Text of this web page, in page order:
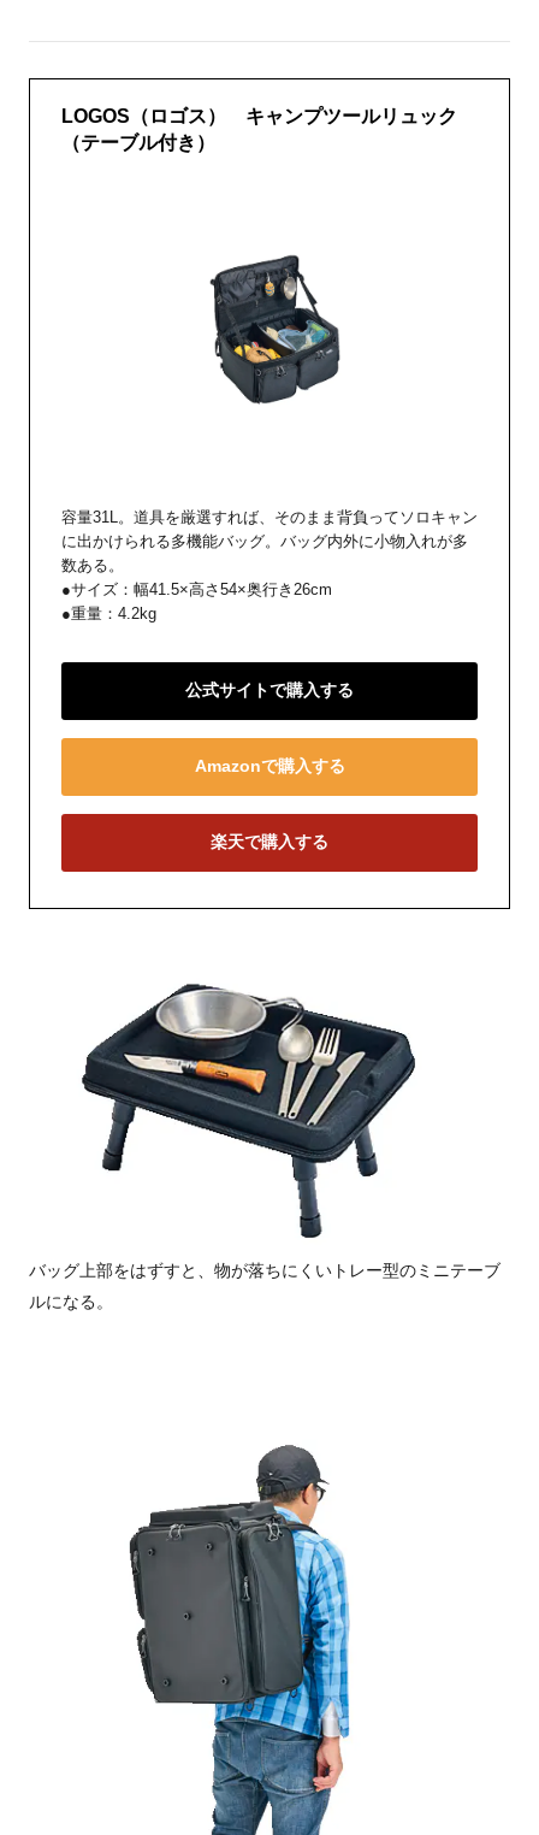
LOGOS（ロゴス） キャンプツールリュック
（テーブル付き）
容量31L。道具を厳選すれば、そのまま背負ってソロキャン
に出かけられる多機能バッグ。バッグ内外に小物入れが多
数ある。
●サイズ：幅41.5×高さ54×奥行き26cm
●重量：4.2kg
公式サイトで購入する
Amazonで購入する
楽天で購入する
バッグ上部をはずすと、物が落ちにくいトレー型のミニテーブ
ルになる。